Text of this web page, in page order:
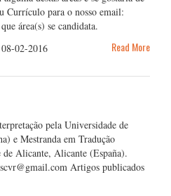
Currículo para o nosso email:
área(s) se candidata.
08-02-2016 Read More
pela Universidade de
e Mestranda em Tradução
Alicante, Alicante (España).
Artigos publicados